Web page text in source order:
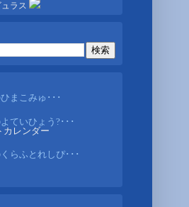
ラス
まこみゅ･･･
ていひょう?･･･
カレンダー
らふとれしぴ･･･